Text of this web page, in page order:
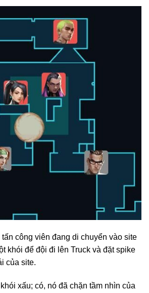
công viên đang di chuyển vào site
khói để đội đi lên Truck và đặt spike
của site.
xấu; có, nó đã chặn tầm nhìn của